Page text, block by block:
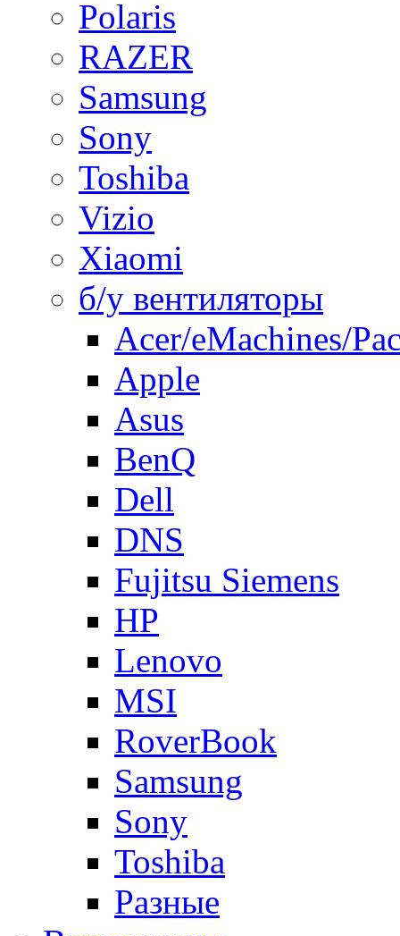
Polaris
RAZER
Samsung
Sony
Toshiba
Vizio
Xiaomi
б/у вентиляторы
Acer/eMachines/
Apple
Asus
BenQ
Dell
DNS
Fujitsu Siemens
HP
Lenovo
MSI
RoverBook
Samsung
Sony
Toshiba
Разные